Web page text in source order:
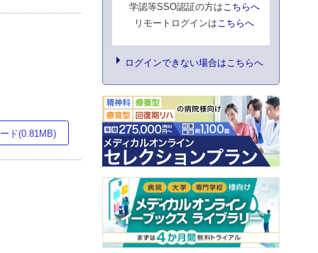
ド(0.81MB)
学認等SSO認証の方はこちらへ
リモートログインはこちらへ
ログインできない場合はこちらへ